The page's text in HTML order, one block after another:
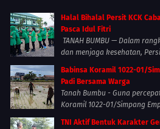
Halal Bihalal Persit KCK
Pasca Idul Fitri
TANAH BUMBU — Dalam
dan menjaga kesehatan,
Babinsa Koramil 1022-01/
Padi Bersama Warga
Tanah Bumbu - Guna
Koramil 1022-01/Simpang
TNI Aktif Bentuk Karakter